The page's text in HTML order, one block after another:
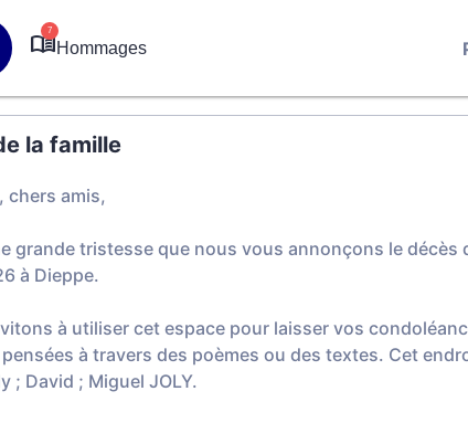
7
Hommages
la famille
chers amis,
grande tristesse que nous vous annonçons le
à Dieppe.
à utiliser cet espace pour laisser vos
à travers des poèmes ou des textes. Cet
; David ; Miguel JOLY.